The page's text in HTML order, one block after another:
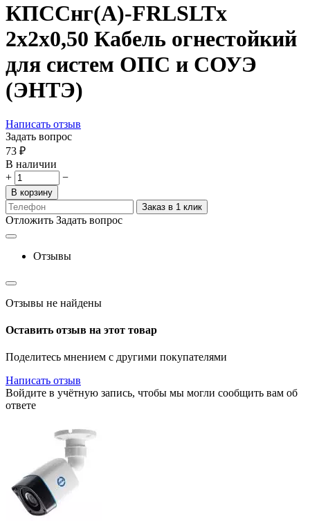
КПССнг(А)-FRLSLTx
2х2х0,50 Кабель огнестойкий
для систем ОПС и СОУЭ
(ЭНТЭ)
Написать отзыв
Задать вопрос
‍73‍ ₽
В наличии
+
−
В корзину
Заказ в 1 клик
Отложить Задать вопрос
Отзывы
Отзывы не найдены
Оставить отзыв на этот товар
Поделитесь мнением с другими покупателями
Написать отзыв
Войдите в учётную запись, чтобы мы могли сообщить вам об
ответе